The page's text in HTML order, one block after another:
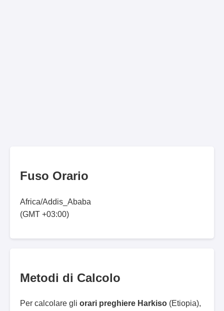
Fuso Orario
Africa/Addis_Ababa
(GMT +03:00)
Metodi di Calcolo
Per calcolare gli orari preghiere Harkiso (Etiopia),